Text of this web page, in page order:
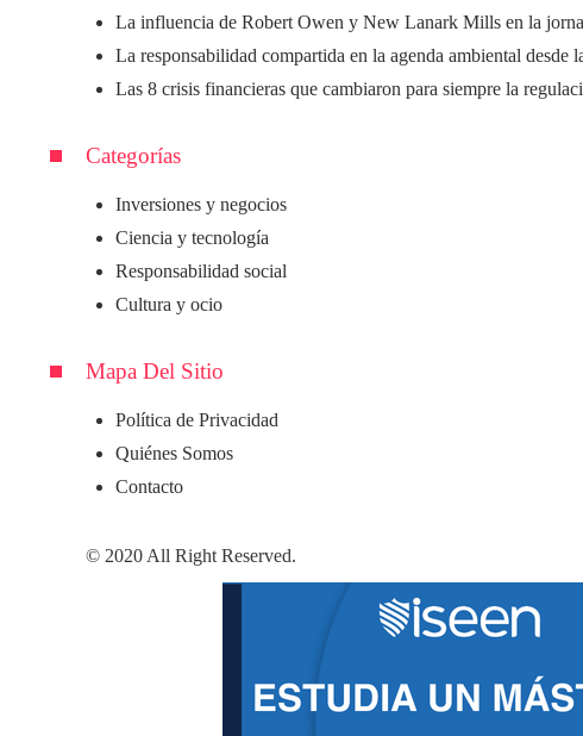
La influencia de Robert Owen y New Lanark Mills en la
La responsabilidad compartida en la agenda ambiental desde
Las 8 crisis financieras que cambiaron para siempre la
Categorías
Inversiones y negocios
Ciencia y tecnología
Responsabilidad social
Cultura y ocio
Mapa Del Sitio
Política de Privacidad
Quiénes Somos
Contacto
© 2020 All Right Reserved.